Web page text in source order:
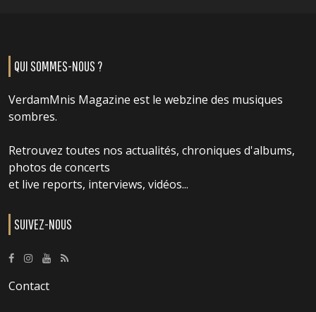
QUI SOMMES-NOUS ?
VerdamMnis Magazine est le webzine des musiques
sombres.
Retrouvez toutes nos actualités, chroniques d'albums,
photos de concerts
et live reports, interviews, vidéos...
SUIVEZ-NOUS
Contact